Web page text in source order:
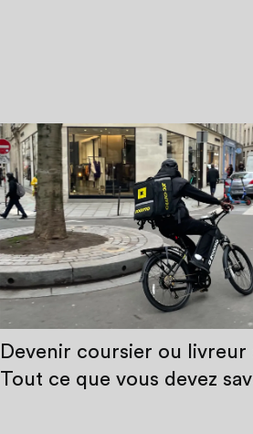
Devenir coursier ou livreur
Tout ce que vous devez